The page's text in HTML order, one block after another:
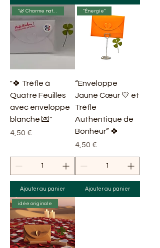
"🌿 Charme naturel 🍃"
"🍀 Trèfle à
Quatre Feuilles
avec enveloppe
blanche 💌"
Prix
4,50 €
Ajouter au panier
"Énergie"
“Enveloppe
Jaune Cœur 💛 et
Trèfle
Authentique de
Bonheur” 🍀
Prix
4,50 €
Ajouter au panier
idée originale